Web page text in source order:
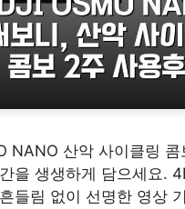
NANO 산악 사이클링
을 생생하게 담으세요.
들림 없이 선명한 영상